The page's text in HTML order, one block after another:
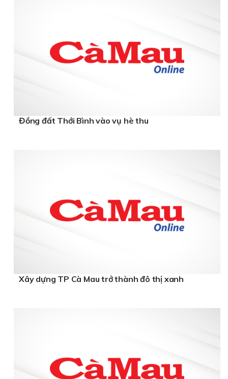
Đồng đất Thới Bình vào vụ hè thu
Xây dựng TP Cà Mau trở thành đô thị xanh